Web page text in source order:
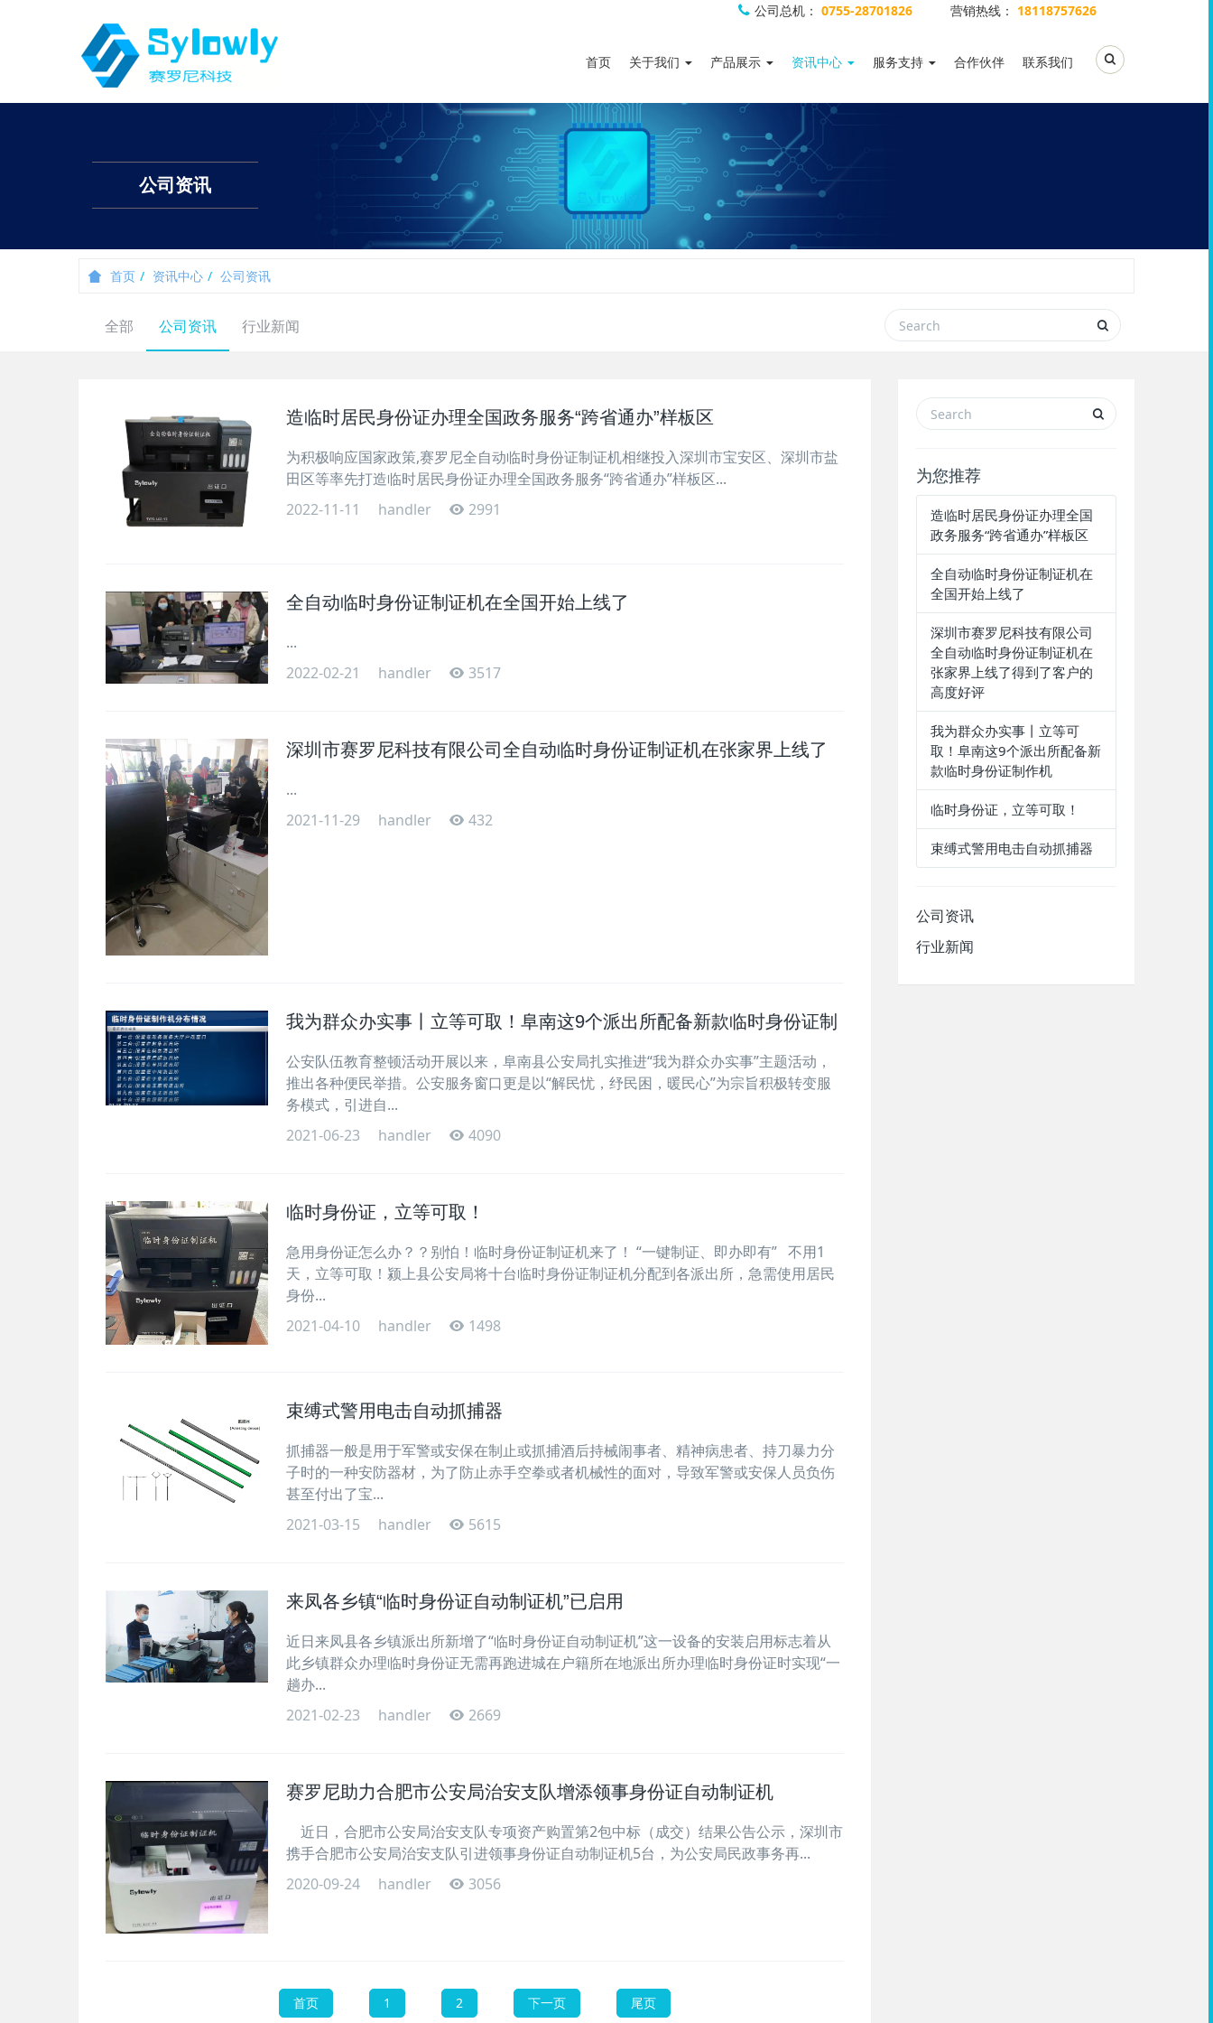
公司总机： 0755-28701826 营销热线： 18118757626
Toggle Search
首页 关于我们 产品展示 资讯中心 服务支持 合作伙伴 联系我们
公司资讯
首页 资讯中心 公司资讯
全部 公司资讯 行业新闻
造临时居民身份证办理全国政务服务“跨省通办”样板区​
为积极响应国家政策,赛罗尼全自动临时身份证制证机相继投入深圳市宝安区、深圳市盐
田区等率先打造临时居民身份证办理全国政务服务“跨省通办”样板区...
2022-11-11
handler 2991
全自动临时身份证制证机在全国开始上线了
...
2022-02-21
handler 3517
深圳市赛罗尼科技有限公司全自动临时身份证制证机在张家界上线了
...
2021-11-29
handler 432
我为群众办实事丨立等可取！阜南这9个派出所配备新款临时身份证制
公安队伍教育整顿活动开展以来，阜南县公安局扎实推进“我为群众办实事”主题活动，
推出各种便民举措。公安服务窗口更是以“解民忧，纾民困，暖民心”为宗旨积极转变服
务模式，引进自...
2021-06-23
handler 4090
临时身份证，立等可取！
急用身份证怎么办？？别怕！临时身份证制证机来了！ “一键制证、即办即有” 不用1
天，立等可取！颍上县公安局将十台临时身份证制证机分配到各派出所，急需使用居民
身份...
2021-04-10
handler 1498
束缚式警用电击自动抓捕器
抓捕器一般是用于军警或安保在制止或抓捕酒后持械闹事者、精神病患者、持刀暴力分
子时的一种安防器材，为了防止赤手空拳或者机械性的面对，导致军警或安保人员负伤
甚至付出了宝...
2021-03-15
handler 5615
来凤各乡镇“临时身份证自动制证机”已启用
近日来凤县各乡镇派出所新增了“临时身份证自动制证机”这一设备的安装启用标志着从
此乡镇群众办理临时身份证无需再跑进城在户籍所在地派出所办理临时身份证时实现“一
趟办...
2021-02-23
handler 2669
赛罗尼助力合肥市公安局治安支队增添领事身份证自动制证机
近日，合肥市公安局治安支队专项资产购置第2包中标（成交）结果公告公示，深圳市
携手合肥市公安局治安支队引进领事身份证自动制证机5台，为公安局民政事务再...
2020-09-24
handler 3056
首页 1 2 下一页 尾页
为您推荐
造临时居民身份证办理全国
政务服务“跨省通办”样板区​
全自动临时身份证制证机在
全国开始上线了
深圳市赛罗尼科技有限公司
全自动临时身份证制证机在
张家界上线了得到了客户的
高度好评
我为群众办实事丨立等可
取！阜南这9个派出所配备新
款临时身份证制作机
临时身份证，立等可取！
束缚式警用电击自动抓捕器
公司资讯
行业新闻